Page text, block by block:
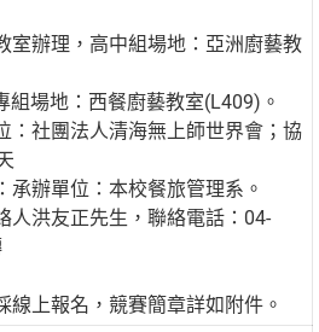
室辦理，高中組場地：亞洲廚藝教
組場地：西餐廚藝教室(L409)。
：社團法人清海無上師世界會；協
承辦單位：本校餐旅管理系。
人洪友正先生，聯絡電話：04-
線上報名，競賽簡章詳如附件。